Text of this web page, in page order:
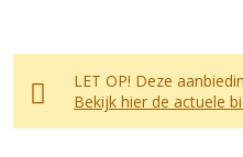
LET OP! Deze
Bekijk hier de actuele